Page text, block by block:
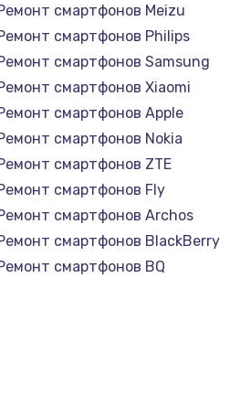
смартфонов Meizu
смартфонов Philips
смартфонов Samsung
смартфонов Xiaomi
смартфонов Apple
смартфонов Nokia
смартфонов ZTE
смартфонов Fly
смартфонов Archos
смартфонов BlackBerry
смартфонов BQ